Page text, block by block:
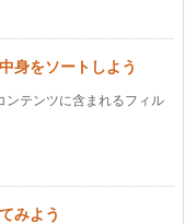
身をソートしよう
ンテンツに含まれるフィル
みよう